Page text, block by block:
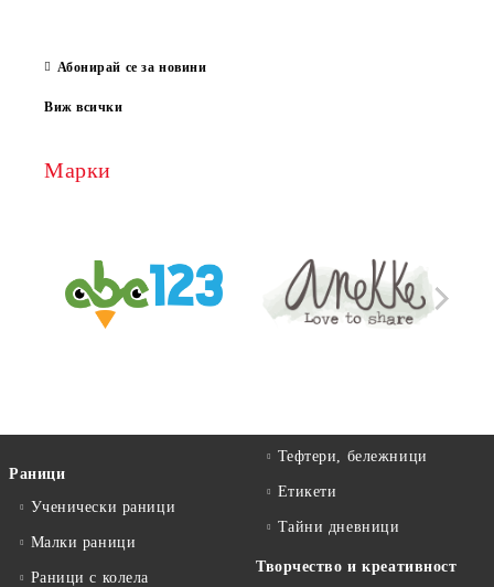
Абонирай се за новини
Виж всички
Марки
Раници
Ученически раници
Малки раници
Раници с колела
Тефтери, бележници
Етикети
Тайни дневници
Творчество и креативност